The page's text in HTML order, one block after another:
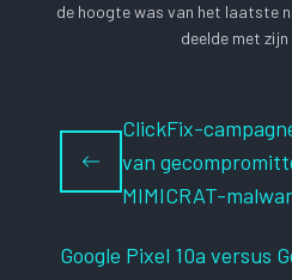
de hoogte was van het laatste
deelde met zijn
ClickFix-
van
MIMICRAT-
Google Pixel 10a versus